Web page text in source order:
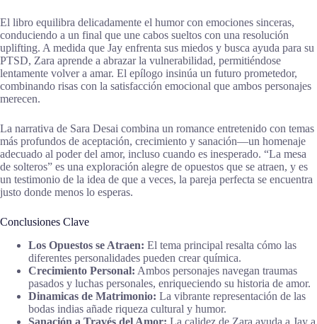
El libro equilibra delicadamente el humor con emociones sinceras,
conduciendo a un final que une cabos sueltos con una resolución
uplifting. A medida que Jay enfrenta sus miedos y busca ayuda para su
PTSD, Zara aprende a abrazar la vulnerabilidad, permitiéndose
lentamente volver a amar. El epílogo insinúa un futuro prometedor,
combinando risas con la satisfacción emocional que ambos personajes
merecen.
La narrativa de Sara Desai combina un romance entretenido con temas
más profundos de aceptación, crecimiento y sanación—un homenaje
adecuado al poder del amor, incluso cuando es inesperado. “La mesa
de solteros” es una exploración alegre de opuestos que se atraen, y es
un testimonio de la idea de que a veces, la pareja perfecta se encuentra
justo donde menos lo esperas.
Conclusiones Clave
Los Opuestos se Atraen: El tema principal resalta cómo las
diferentes personalidades pueden crear química.
Crecimiento Personal: Ambos personajes navegan traumas
pasados y luchas personales, enriqueciendo su historia de amor.
Dinamicas de Matrimonio: La vibrante representación de las
bodas indias añade riqueza cultural y humor.